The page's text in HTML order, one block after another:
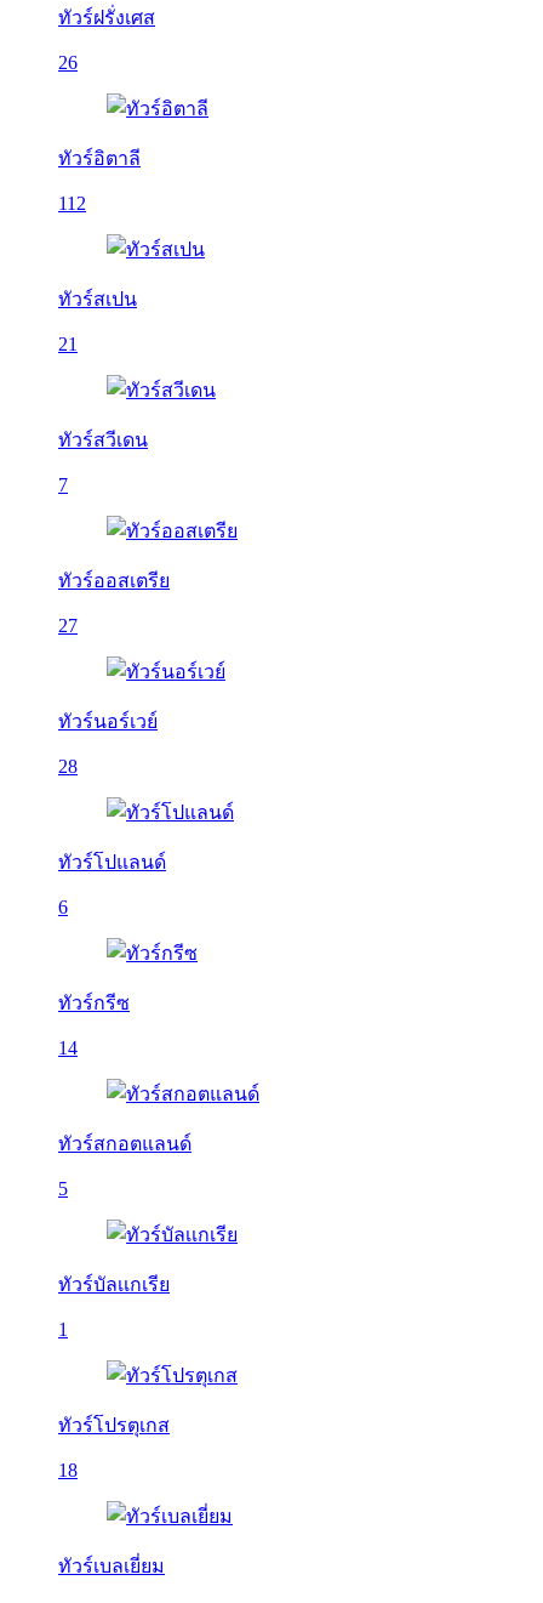
ทัวร์ฝรั่งเศส
26
ทัวร์อิตาลี
112
ทัวร์สเปน
21
ทัวร์สวีเดน
7
ทัวร์ออสเตรีย
27
ทัวร์นอร์เวย์
28
ทัวร์โปแลนด์
6
ทัวร์กรีซ
14
ทัวร์สกอตแลนด์
5
ทัวร์บัลเเกเรีย
1
ทัวร์โปรตุเกส
18
ทัวร์เบลเยี่ยม